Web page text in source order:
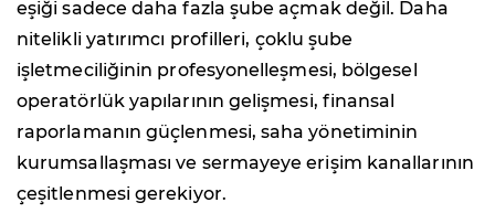
eşiği sadece daha fazla şube açmak değil. Daha
nitelikli yatırımcı profilleri, çoklu şube
işletmeciliğinin profesyonelleşmesi, bölgesel
operatörlük yapılarının gelişmesi, finansal
raporlamanın güçlenmesi, saha yönetiminin
kurumsallaşması ve sermayeye erişim kanallarının
çeşitlenmesi gerekiyor.